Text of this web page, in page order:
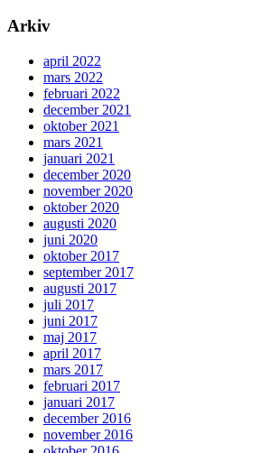
Arkiv
april 2022
mars 2022
februari 2022
december 2021
oktober 2021
mars 2021
januari 2021
december 2020
november 2020
oktober 2020
augusti 2020
juni 2020
oktober 2017
september 2017
augusti 2017
juli 2017
juni 2017
maj 2017
april 2017
mars 2017
februari 2017
januari 2017
december 2016
november 2016